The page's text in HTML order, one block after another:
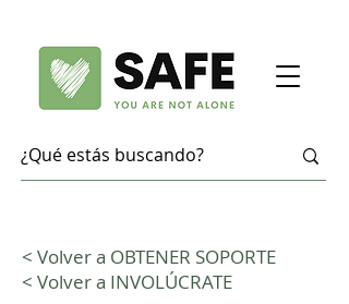
< Volver a OBTENER SOPORTE
< Volver a INVOLÚCRATE